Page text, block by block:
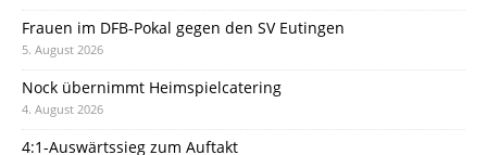
Frauen im DFB-Pokal gegen den SV Eutingen
5. August 2026
Nock übernimmt Heimspielcatering
4. August 2026
4:1-Auswärtssieg zum Auftakt